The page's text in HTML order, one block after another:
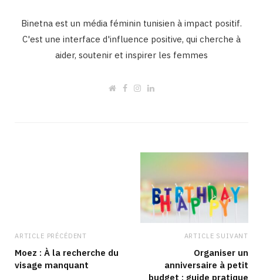
Binetna est un média féminin tunisien à impact positif.
C'est une interface d'influence positive, qui cherche à
aider, soutenir et inspirer les femmes
W
F
I
m
L
ARTICLE PRÉCÉDENT
Moez : À la recherche du
visage manquant
ARTICLE SUIVANT
Organiser un
anniversaire à petit
budget : guide pratique